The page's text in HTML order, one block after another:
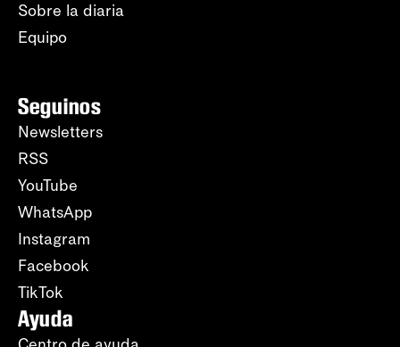
Sobre la diaria
Equipo
Seguinos
Newsletters
RSS
YouTube
WhatsApp
Instagram
Facebook
TikTok
Ayuda